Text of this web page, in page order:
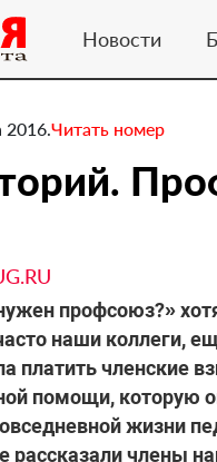
Новости
2016.Читать номер
профсоюз?»
наши коллеги,
платить членские
помощи, которую
жизни
рассказали члены